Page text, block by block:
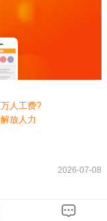
人工费?
放人力
2026-07-08